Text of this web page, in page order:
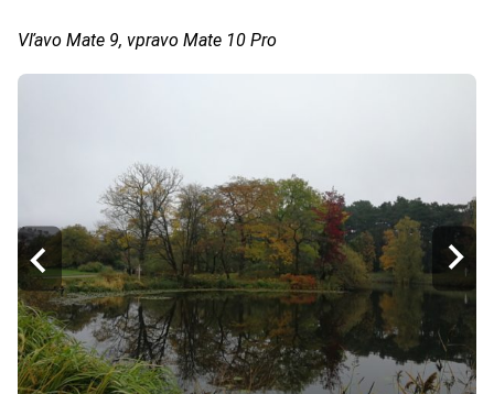
Vľavo Mate 9, vpravo Mate 10 Pro